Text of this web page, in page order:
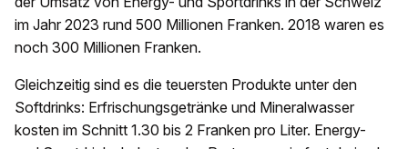
im Jahr 2023 rund 500 Millionen Franken. 2018 waren es
noch 300 Millionen Franken.
Gleichzeitig sind es die teuersten Produkte unter den
Softdrinks: Erfrischungsgetränke und Mineralwasser
kosten im Schnitt 1.30 bis 2 Franken pro Liter. Energy-